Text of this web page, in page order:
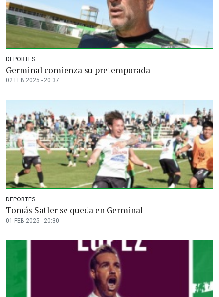
DEPORTES
Germinal comienza su pretemporada
02 FEB 2025 - 20:37
DEPORTES
Tomás Satler se queda en Germinal
01 FEB 2025 - 20:30